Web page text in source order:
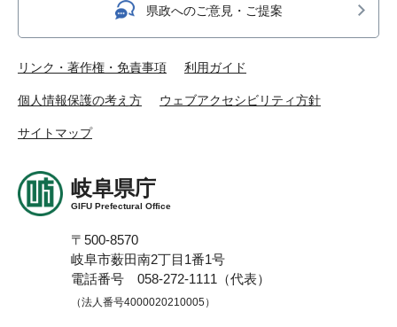
県政へのご意見・ご提案
リンク・著作権・免責事項 利用ガイド
個人情報保護の考え方 ウェブアクセシビリティ方針
サイトマップ
岐阜県庁
GIFU Prefectural Office
〒500-8570
岐阜市薮田南2丁目1番1号
電話番号 058-272-1111（代表）
（法人番号4000020210005）